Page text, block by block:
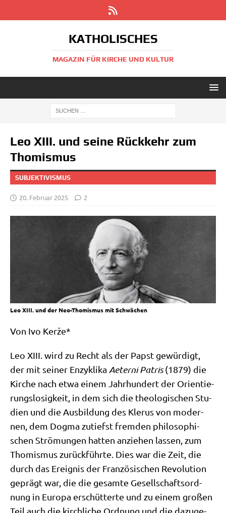
KATHOLISCHES
MAGAZIN FÜR KIRCHE UND KULTUR
Leo XIII. und seine Rückkehr zum
Thomismus
SUBJEKTIVISMUS
20. Februar 2025 2
Leo XIII. und der Neo-Thomismus mit Schwächen
Von Ivo Kerže*
Leo XIII. wird zu Recht als der Papst gewür­digt,
der mit sei­ner Enzy­kli­ka Aeter­ni Patris(1879) die
Kir­che nach etwa einem Jahr­hun­dert der Ori­en­tie­
rungs­lo­sig­keit, in dem sich die theo­lo­gi­schen Stu­
di­en und die Aus­bil­dung des Kle­rus von moder­
nen, dem Dog­ma zutiefst frem­den phi­lo­so­phi­
schen Strö­mun­gen hat­ten anzie­hen las­sen, zum
Tho­mis­mus zurück­führ­te. Dies war die Zeit, die
durch das Ereig­nis der Fran­zö­si­schen Revo­lu­ti­on
geprägt war, die die gesam­te Gesell­schafts­ord­
nung in Euro­pa erschüt­ter­te und zu einem gro­ßen